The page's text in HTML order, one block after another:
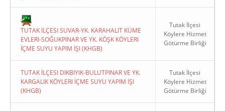
TUTAK İLÇESI SUVAR-YK. KARAHALIT KÜME
EVLERI-SOĞUKPINAR VE YK. KÖŞK KÖYLERI
İÇME SUYU YAPIM İŞI (KHGB)
Tutak İlçesi
Köylere Hizmet
Götürme Birliği
TUTAK İLÇESI DIKBIYIK-BULUTPINAR VE YK.
KARGALIK KÖYLERI İÇME SUYU YAPIM İŞI
(KHGB)
Tutak İlçesi
Köylere Hizmet
Götürme Birliği